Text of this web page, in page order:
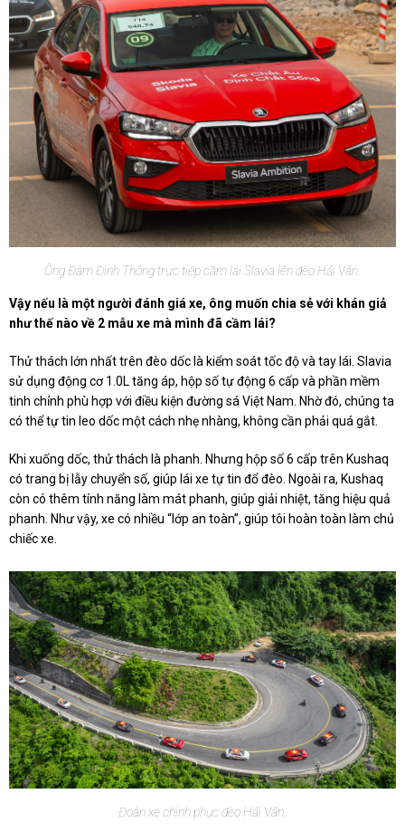
Ông Đàm Đình Thông trực tiếp cầm lái Slavia lên đèo Hải Vân.
Vậy nếu là một người đánh giá xe, ông muốn chia sẻ với khán giả
như thế nào về 2 mẫu xe mà mình đã cầm lái?
Thử thách lớn nhất trên đèo dốc là kiểm soát tốc độ và tay lái. Slavia
sử dụng động cơ 1.0L tăng áp, hộp số tự động 6 cấp và phần mềm
tinh chỉnh phù hợp với điều kiện đường sá Việt Nam. Nhờ đó, chúng ta
có thể tự tin leo dốc một cách nhẹ nhàng, không cần phải quá gắt.
Khi xuống dốc, thử thách là phanh. Nhưng hộp số 6 cấp trên Kushaq
có trang bị lẫy chuyển số, giúp lái xe tự tin đổ đèo. Ngoài ra, Kushaq
còn có thêm tính năng làm mát phanh, giúp giải nhiệt, tăng hiệu quả
phanh. Như vậy, xe có nhiều “lớp an toàn”, giúp tôi hoàn toàn làm chủ
chiếc xe.
Đoàn xe chinh phục đèo Hải Vân.